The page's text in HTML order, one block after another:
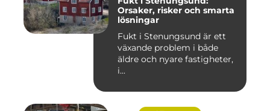
Orsaker, risker och smarta
lösningar
Fukt i Stenungsund är ett
växande problem i både
äldre och nyare fastigheter,
i...